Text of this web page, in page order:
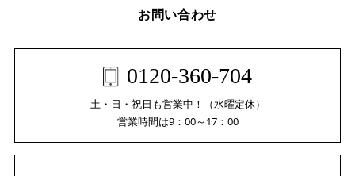
お問い合わせ
0120-360-704
土・日・祝日も営業中！（水曜定休）
営業時間は9：00～17：00